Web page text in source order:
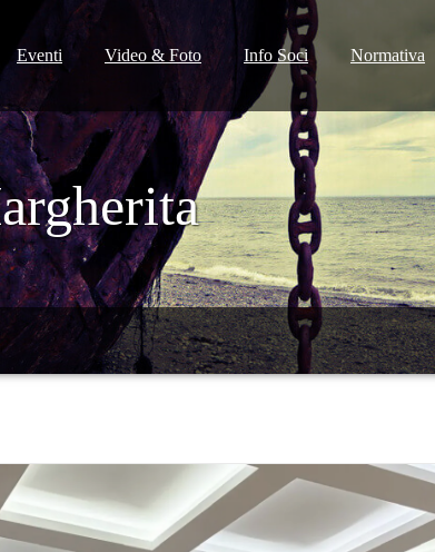
Eventi Video & Foto Info Soci Normativa